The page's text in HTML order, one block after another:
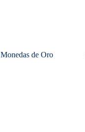
Monedas de Oro